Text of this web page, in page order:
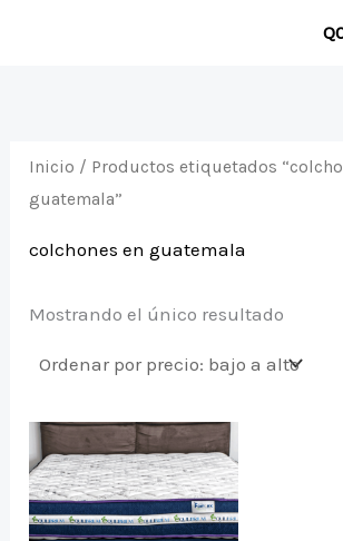
Q
Inicio / Productos etiquetados
guatemala”
colchones en guatemala
Mostrando el único resultado